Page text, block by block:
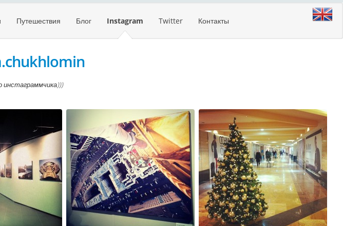
Путешествия Блог Instagram Twitter Контакты
инстаграммчика)))